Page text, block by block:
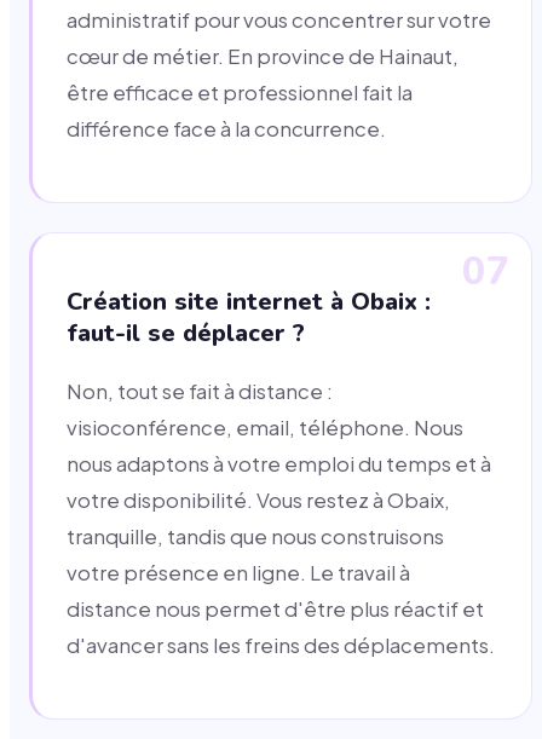
administratif pour vous concentrer sur votre
cœur de métier. En province de Hainaut,
être efficace et professionnel fait la
différence face à la concurrence.
07
Création site internet à Obaix :
faut-il se déplacer ?
Non, tout se fait à distance :
visioconférence, email, téléphone. Nous
nous adaptons à votre emploi du temps et à
votre disponibilité. Vous restez à Obaix,
tranquille, tandis que nous construisons
votre présence en ligne. Le travail à
distance nous permet d'être plus réactif et
d'avancer sans les freins des déplacements.